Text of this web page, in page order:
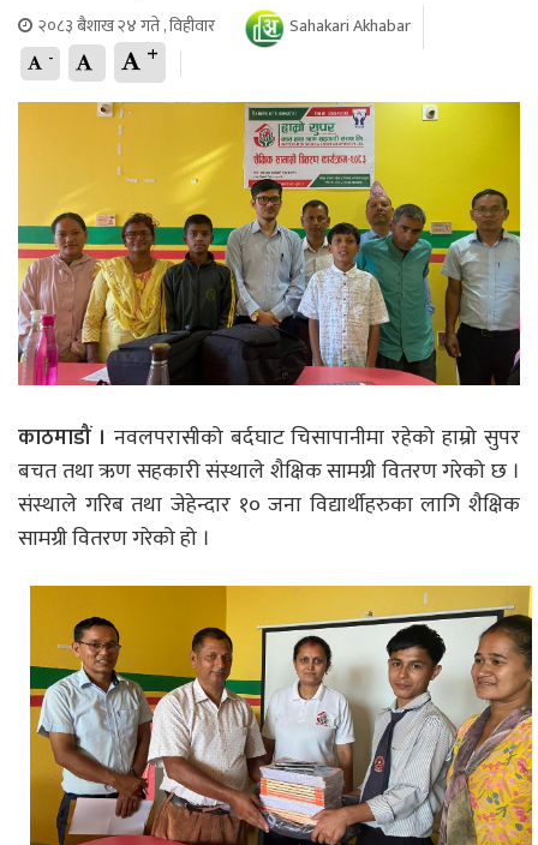
२०८३ बैशाख २४ गते , विहीवार
Sahakari Akhabar
- +
काठमाडौं । नवलपरासीको बर्दघाट चिसापानीमा रहेको हाम्रो सुपर
बचत तथा ऋण सहकारी संस्थाले शैक्षिक सामग्री वितरण गरेको छ ।
संस्थाले गरिब तथा जेहेन्दार १० जना विद्यार्थीहरुका लागि शैक्षिक
सामग्री वितरण गरेको हो ।